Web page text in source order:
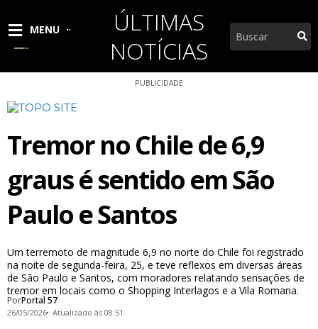
MENU
ÚLTIMAS
NOTÍCIAS
Pesquisar
PUBLICIDADE
Tremor no Chile de 6,9
graus é sentido em São
Paulo e Santos
Um terremoto de magnitude 6,9 no norte do Chile foi registrado
na noite de segunda-feira, 25, e teve reflexos em diversas áreas
de São Paulo e Santos, com moradores relatando sensações de
tremor em locais como o Shopping Interlagos e a Vila Romana.
PorPortal 57
26/05/2026 Atualizado às 08:51